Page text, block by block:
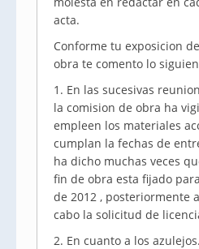
acta.
Conforme tu exposicion
obra te comento lo
1. En las sucesivas
la comision de obra ha
empleen los materiales
cumplan la fechas de
ha dicho muchas veces
fin de obra esta fijado
de 2012 , posteriormente
cabo la solicitud de
2. En cuanto a los